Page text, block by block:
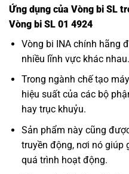
Ứng dụng của Vòng bi SL
Vòng bi SL 01 4924
Vòng bi INAchính hãng
nhiều lĩnh vực khác nhau.
Trong ngành chế tạo
hiệu suất của các bộ
hay trục khuỷu.
Sản phẩm này cũng
truyền động, nơi nó giúp
quá trình hoạt động.